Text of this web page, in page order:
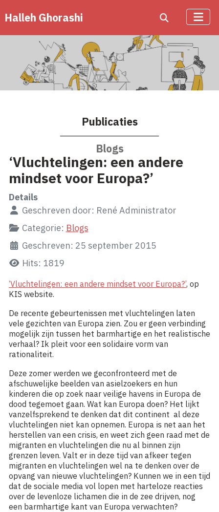
Halleh Ghorashi
Publicaties
Blogs
‘Vluchtelingen: een andere
mindset voor Europa?’
Details
Geschreven door: René Administrator
Categorie: Blogs
Geschreven: 25 september 2015
Hits: 1819
‘Vluchtelingen: een andere mindset voor Europa?’, op
KIS website.
De recente gebeurtenissen met vluchtelingen laten
vele gezichten van Europa zien. Zou er geen verbinding
mogelijk zijn tussen het barmhartige en het realistische
verhaal? Ik pleit voor een solidaire vorm van
rationaliteit.
Deze zomer werden we geconfronteerd met de
afschuwelijke beelden van asielzoekers en hun
kinderen die op zoek naar veilige havens in Europa de
dood tegemoet gaan. Wat kan Europa doen? Het lijkt
vanzelfsprekend te denken dat dit continent al deze
vluchtelingen niet kan opnemen. Europa is net aan het
herstellen van een crisis, en weet zich geen raad met de
migranten en vluchtelingen die nu al binnen zijn
grenzen leven. Valt er in deze tijd van afkeer tegen
migranten en vluchtelingen wel na te denken over de
opvang van nieuwe vluchtelingen? Kunnen we in een tijd
dat de sociale media vol lopen met harteloze reacties
over de levenloze lichamen die in de zee drijven, nog
een barmhartige kant van Europa verwachten?